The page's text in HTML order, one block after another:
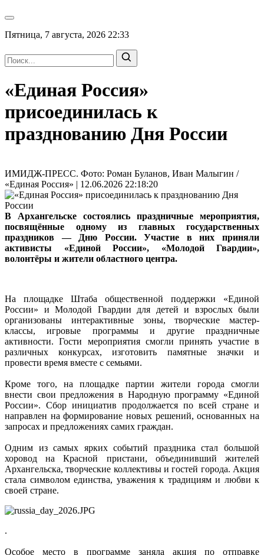
Пятница, 7 августа, 2026 22:33
«Единая Россия»
присоединилась к
празднованию Дня России
ИМИДЖ-ПРЕСС. Фото: Роман Буланов, Иван Малыгин /
«Единая Россия» | 12.06.2026 22:18:20
В Архангельске состоялись праздничные мероприятия,
посвящённые одному из главных государственных
праздников — Дню России. Участие в них приняли
активисты «Единой России», «Молодой Гвардии»,
волонтёры и жители областного центра.
На площадке Штаба общественной поддержки «Единой
России» и Молодой Гвардии для детей и взрослых были
организованы интерактивные зоны, творческие мастер-
классы, игровые программы и другие праздничные
активности. Гости мероприятия смогли принять участие в
различных конкурсах, изготовить памятные значки и
провести время вместе с семьями.
Кроме того, на площадке партии жители города смогли
внести свои предложения в Народную программу «Единой
России». Сбор инициатив продолжается по всей стране и
направлен на формирование новых решений, основанных на
запросах и предложениях самих граждан.
Одним из самых ярких событий праздника стал большой
хоровод на Красной пристани, объединивший жителей
Архангельска, творческие коллективы и гостей города. Акция
стала символом единства, уважения к традициям и любви к
своей стране.
.
Особое место в программе заняла акция по отправке